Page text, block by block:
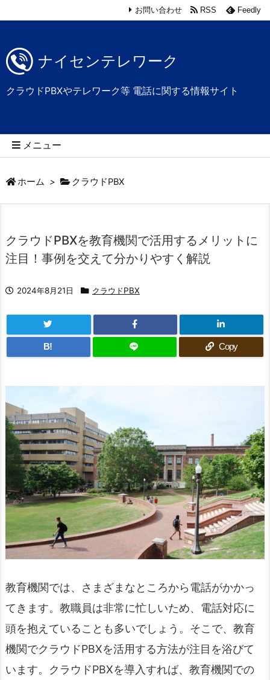
ナイセンテレワーク
クラウドPBXやテレワーク等 電話に関する情報サイト
メニュー
お問い合わせ RSS Feedly
ホーム > クラウドPBX
クラウドPBXを教育機関で活用するメリットに
注目！事例を交えて分かりやすく解説
2024年8月21日 クラウドPBX
B! Copy
教育機関では、さまざまなところから電話がかかっ
てきます。教職員は非常に忙しいため、電話対応に
頭を抱えていることも多いでしょう。そこで、教育
機関でクラウドPBXを活用する方法が注目を浴びて
います。クラウドPBXを導入すれば、教育機関での